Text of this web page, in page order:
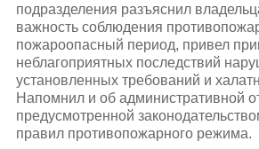
подразделения разъяснил
важность соблюдения
пожароопасный период, привел
неблагоприятных последствий
установленных требований и
Напомнил и об административной
предусмотренной
правил противопожарного режима.